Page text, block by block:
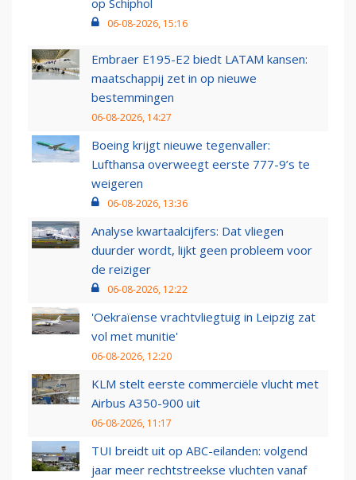
op Schiphol
06-08-2026, 15:16
Embraer E195-E2 biedt LATAM kansen:
maatschappij zet in op nieuwe
bestemmingen
06-08-2026, 14:27
Boeing krijgt nieuwe tegenvaller:
Lufthansa overweegt eerste 777-9’s te
weigeren
06-08-2026, 13:36
Analyse kwartaalcijfers: Dat vliegen
duurder wordt, lijkt geen probleem voor
de reiziger
06-08-2026, 12:22
'Oekraïense vrachtvliegtuig in Leipzig zat
vol met munitie'
06-08-2026, 12:20
KLM stelt eerste commerciële vlucht met
Airbus A350-900 uit
06-08-2026, 11:17
TUI breidt uit op ABC-eilanden: volgend
jaar meer rechtstreekse vluchten vanaf